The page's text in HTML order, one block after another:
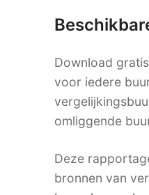
Download
voor iedere
omliggende
Deze
bronnen van